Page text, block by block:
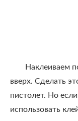
Наклеиваем
вверх. Сделать
пистолет. Но
использовать